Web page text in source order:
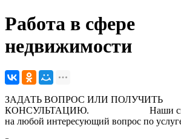
Работа в сфере
недвижимости
ЗАДАТЬ ВОПРОС ИЛИ
КОНСУЛЬТАЦИЮ. Наши
на любой интересующий вопрос по